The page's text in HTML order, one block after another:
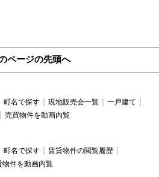
ページの先頭へ
町名で探す 現地販売会一覧
一戸建て
売買物件を動画内覧
町名で探す
賃貸物件の閲覧履歴
物件を動画内覧